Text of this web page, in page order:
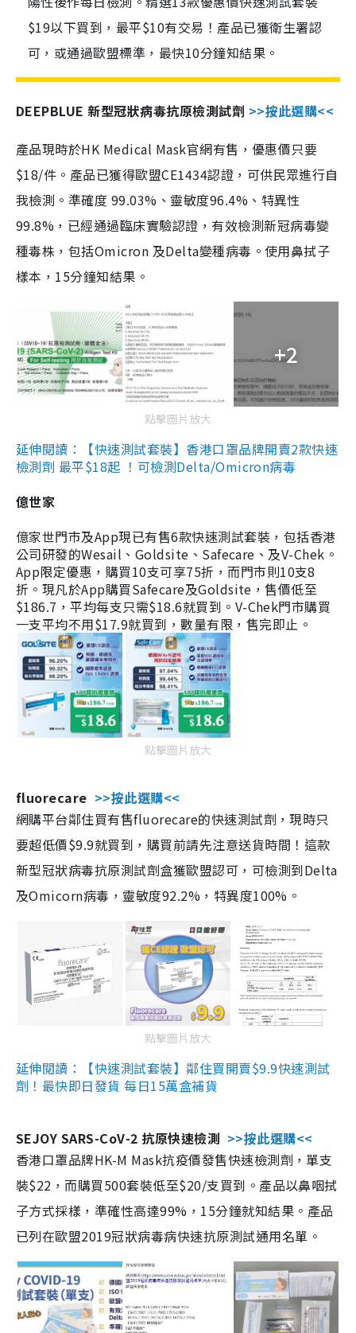
$19以下買到，最平$10有交易！產品已獲衛生署認
可，或通過歐盟標準，最快10分鐘知結果。
DEEPBLUE 新型冠狀病毒抗原檢測試劑 >>按此選購<<
產品現時於HK Medical Mask官網有售，優惠價只要
$18/件。產品已獲得歐盟CE1434認證，可供民眾進行自
我檢測。準確度 99.03%、靈敏度96.4%、特異性
99.8%，已經通過臨床實驗認證，有效檢測新冠病毒變
種毒株，包括Omicron 及Delta變種病毒。使用鼻拭子
樣本，15分鐘知結果。
+2
點擊圖片放大
延伸閱讀：【快速測試套裝】香港口罩品牌開賣2款快速
檢測劑 最平$18起 ！可檢測Delta/Omicron病毒
億世家
億家世門市及App現已有售6款快速測試套裝，包括香港
公司研發的Wesail、Goldsite、Safecare、及V-Chek。
App限定優惠，購買10支可享75折，而門市則10支8
折。現凡於App購買Safecare及Goldsite，售價低至
$186.7，平均每支只需$18.6就買到。V-Chek門市購買
一支平均不用$17.9就買到，數量有限，售完即止。
點擊圖片放大
fluorecare >>按此選購<<
網購平台鄰住買有售fluorecare的快速測試劑，現時只
要超低價$9.9就買到，購買前請先注意送貨時間！這款
新型冠狀病毒抗原測試劑盒獲歐盟認可，可檢測到Delta
及Omicorn病毒，靈敏度92.2%，特異度100%。
點擊圖片放大
延伸閱讀：【快速測試套裝】鄰住買開賣$9.9快速測試
劑！最快即日發貨 每日15萬盒補貨
SEJOY SARS-CoV-2 抗原快速檢測 >>按此選購<<
香港口罩品牌HK-M Mask抗疫價發售快速檢測劑，單支
裝$22，而購買500套裝低至$20/支買到。產品以鼻咽拭
子方式採樣，準確性高達99%，15分鐘就知結果。產品
已列在歐盟2019冠狀病毒病快速抗原測試通用名單。